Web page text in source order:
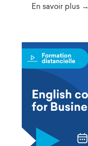
En savoir plus →